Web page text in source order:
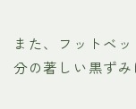
また、フットベ
分の著しい黒ずみ